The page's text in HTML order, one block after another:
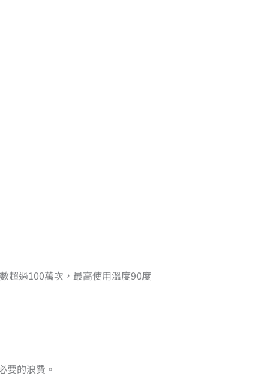
超過100萬次，最高使用溫度90度
要的浪費。